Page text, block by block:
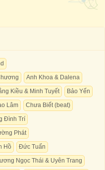
Anh Khoa & Dalena
Kiều & Minh Tuyết
Bảo Yến
Lâm
Chưa Biết (beat)
Đình Trí
Phát
Hồ
Đức Tuấn
Ngọc Thái & Uyên Trang